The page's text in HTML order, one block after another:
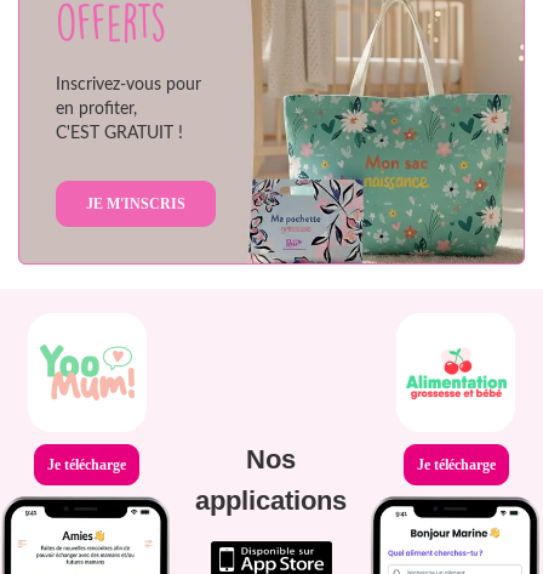
offerts
Inscrivez-vous pour
en profiter,
C'EST GRATUIT !
JE M'INSCRIS
Je télécharge
Nos
applications
Je télécharge